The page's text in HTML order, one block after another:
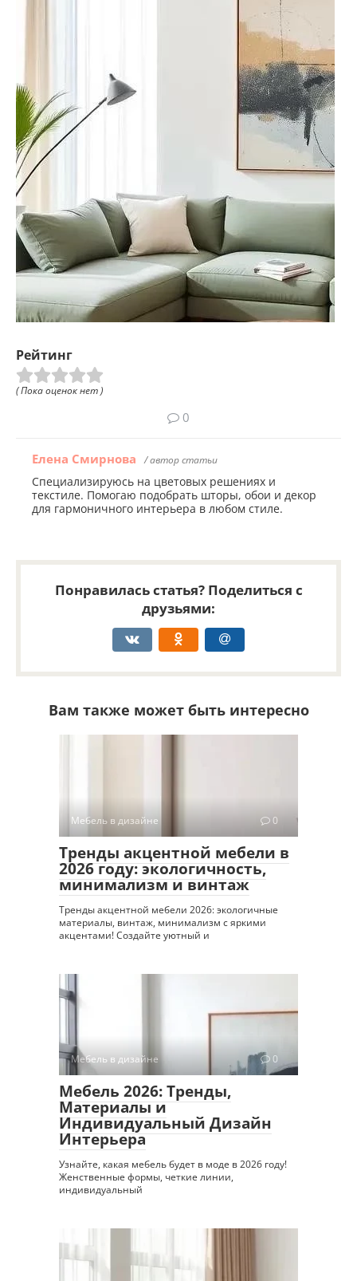
Рейтинг
( Пока оценок нет )
0
Елена Смирнова / автор статьи
Специализируюсь на цветовых решениях и
текстиле. Помогаю подобрать шторы, обои и декор
для гармоничного интерьера в любом стиле.
Понравилась статья? Поделиться с
друзьями:
Вам также может быть интересно
Мебель в дизайне 0
Тренды акцентной мебели в
2026 году: экологичность,
минимализм и винтаж
Тренды акцентной мебели 2026: экологичные
материалы, винтаж, минимализм с яркими
акцентами! Создайте уютный и
Мебель в дизайне 0
Мебель 2026: Тренды,
Материалы и
Индивидуальный Дизайн
Интерьера
Узнайте, какая мебель будет в моде в 2026 году!
Женственные формы, четкие линии,
индивидуальный